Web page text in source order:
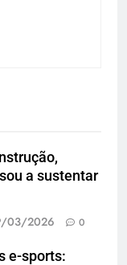
a sustentar
03/2026 0
e-sports: